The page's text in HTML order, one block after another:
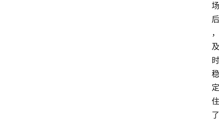
场
后
，
及
时
稳
定
住
了